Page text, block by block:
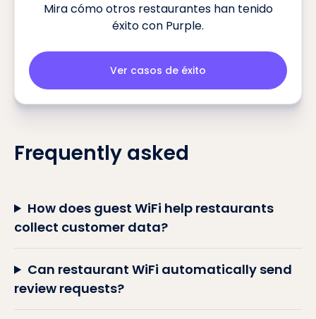
Mira cómo otros restaurantes han tenido
éxito con Purple.
Ver casos de éxito
Frequently asked
How does guest WiFi help restaurants
collect customer data?
Can restaurant WiFi automatically send
review requests?